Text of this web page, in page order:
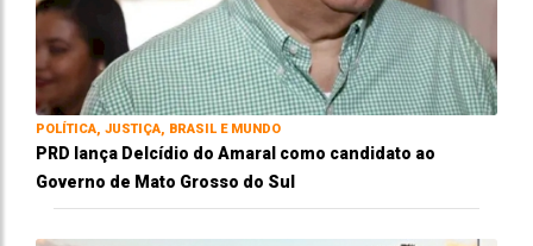
POLÍTICA, JUSTIÇA, BRASIL E MUNDO
PRD lança Delcídio do Amaral como candidato ao
Governo de Mato Grosso do Sul